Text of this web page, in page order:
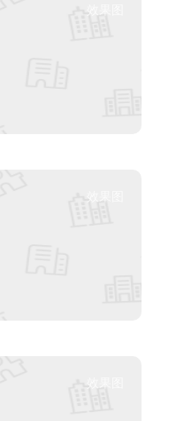
效果图
效果图
效果图